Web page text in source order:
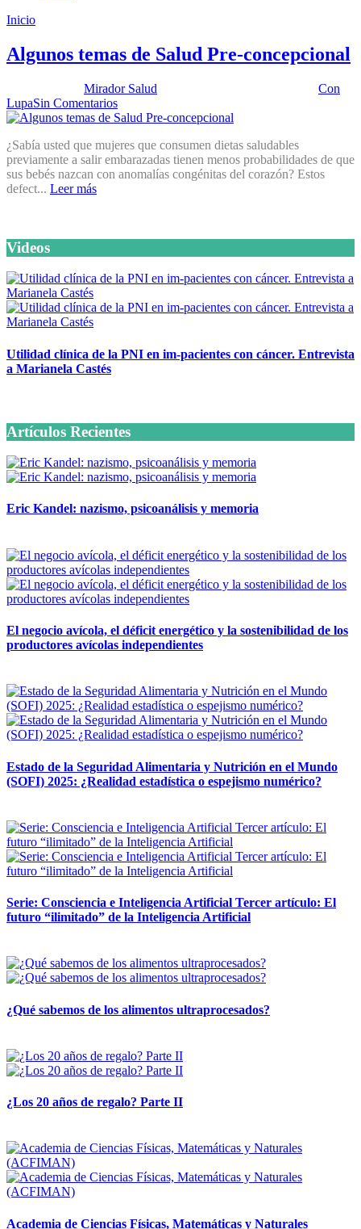
Inicio
Algunos temas de Salud Pre-concepcional
Mirador Salud
Con
LupaSin Comentarios
¿Sabía usted que mujeres que consumen dietas saludables
previamente a salir embarazadas tienen menos probabilidades de que
sus bebés nazcan con anomalías congénitas del corazón? Estos
defect... Leer más
Videos
Utilidad clínica de la PNI en im-pacientes con cáncer. Entrevista
a Marianela Castés
Artículos Recientes
Eric Kandel: nazismo, psicoanálisis y memoria
El negocio avícola, el déficit energético y la sostenibilidad de los
productores avícolas independientes
Estado de la Seguridad Alimentaria y Nutrición en el Mundo
(SOFI) 2025: ¿Realidad estadística o espejismo numérico?
Serie: Consciencia e Inteligencia Artificial Tercer artículo: El
futuro “ilimitado” de la Inteligencia Artificial
¿Qué sabemos de los alimentos ultraprocesados?
¿Los 20 años de regalo? Parte II
Academia de Ciencias Físicas, Matemáticas y Naturales